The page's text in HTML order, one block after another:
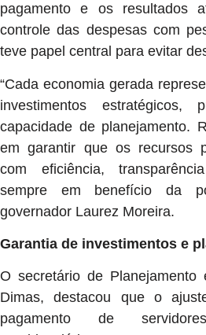
pagamento e os resultados
controle das despesas com
teve papel central para evitar
“Cada economia gerada
investimentos estratégicos,
capacidade de planejamento.
em garantir que os recursos
com eficiência,
sempre em benefício da
governador Laurez Moreira.
Garantia de investimentos e
O secretário de Planejamento
Dimas, destacou que o
pagamento de